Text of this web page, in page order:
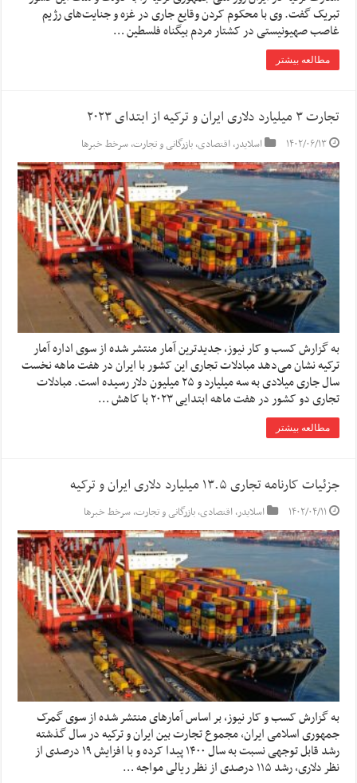
تبریک گفت. وی با محکوم کردن وقایع جاری در غزه و جنایت‌های رژیم
غاصب صهیونیستی در کشتار مردم بیگناه فلسطین …
مطالعه بیشتر
تجارت ۳ میلیارد دلاری ایران و ترکیه از ابتدای ۲۰۲۳
۱۴۰۲/۰۶/۱۳ اسلایدر,اقتصادی,بازرگانی و تجارت,سرخط خبرها
به گزارش کسب و کار نیوز، جدیدترین آمار منتشر شده از سوی اداره آمار
ترکیه نشان می‌دهد مبادلات تجاری این کشور با ایران در هفت ماهه نخست
سال جاری میلادی به سه میلیارد و ۲۵ میلیون دلار رسیده است. مبادلات
تجاری دو کشور در هفت ماهه ابتدایی ۲۰۲۳ با کاهش …
مطالعه بیشتر
جزئیات کارنامه تجاری ۱۳.۵ میلیارد دلاری ایران و ترکیه
۱۴۰۲/۰۴/۱۱ اسلایدر,اقتصادی,بازرگانی و تجارت,سرخط خبرها
به گزارش کسب و کار نیوز، بر اساس آمارهای منتشر شده از سوی گمرک
جمهوری اسلامی ایران، مجموع تجارت بین ایران و ترکیه در سال گذشته
رشد قابل توجهی نسبت به سال ۱۴۰۰ پیدا کرده و با افزایش ۱۹ درصدی از
نظر دلاری، رشد ۱۱۵ درصدی از نظر ریالی مواجه …